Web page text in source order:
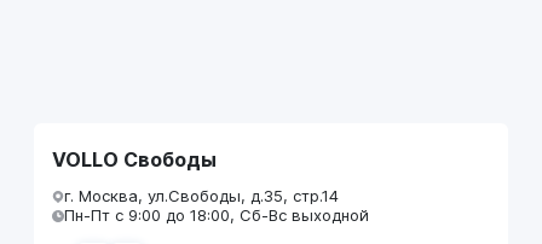
VOLLO Свободы
г. Москва, ул.Свободы, д.35, стр.14
Пн-Пт с 9:00 до 18:00, Сб-Вс выходной